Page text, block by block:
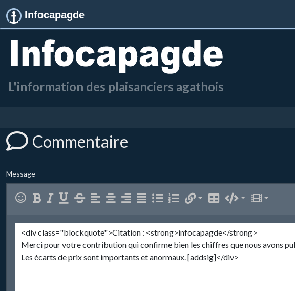
Infocapagde
L'information des plaisanciers agathois
Commentaire
Message